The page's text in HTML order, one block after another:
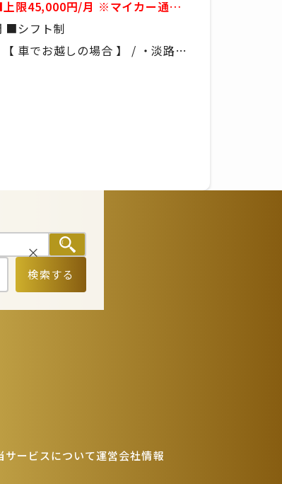
例）09:00～21:00 ■実働8時間 ■休憩1時間 ■シフト制
車でお越しの場合 】 / ・淡路IC
/ あわ神あわ姫バス「中村」か
検索する
サービスについて運営会社情報